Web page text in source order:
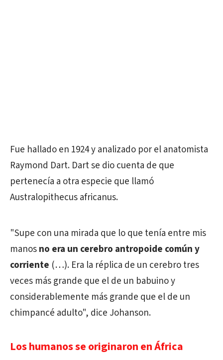
Fue hallado en 1924 y analizado por el anatomista
Raymond Dart. Dart se dio cuenta de que
pertenecía a otra especie que llamó
Australopithecus africanus.
"Supe con una mirada que lo que tenía entre mis
manosno era un cerebro antropoide común y
corriente (…). Era la réplica de un cerebro tres
veces más grande que el de un babuino y
considerablemente más grande que el de un
chimpancé adulto", dice Johanson.
Los humanos se originaron en África